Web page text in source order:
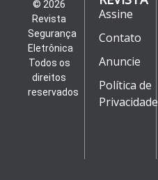
© 2026
Revista
Segurança
Eletrônica
Todos os
direitos
reservados
Assine
Contato
Anuncie
Política de
Privacidade